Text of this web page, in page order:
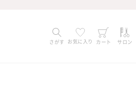
さがす お気に入り カート サロン